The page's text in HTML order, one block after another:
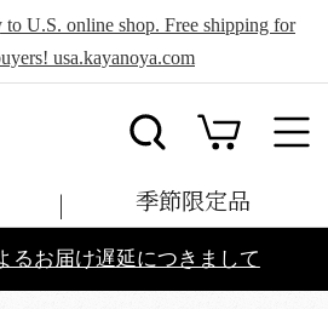
U.S. online shop. Free shipping for
usa.kayanoya.com
季節限定品
るお届け遅延につきまして